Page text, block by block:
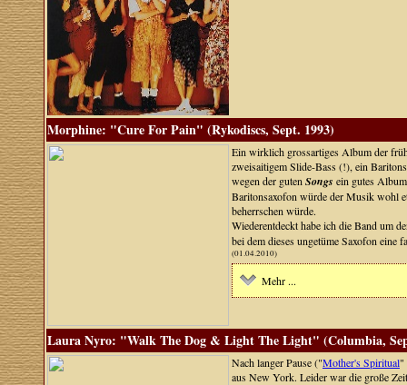
Morphine: "Cure For Pain" (Rykodiscs, Sept. 1993)
Ein wirklich grossartiges Album der
zweisaitigem Slide-Bass (!), ein
wegen der guten Songs ein gutes
Baritonsaxofon würde der Musik wohl
beherrschen würde.
Wiederentdeckt habe ich die Band um
bei dem dieses ungetüme Saxofon eine
(01.04.2010)
Mehr ...
Laura Nyro: "Walk The Dog & Light The Light" (Columbia,
Nach langer Pause ("Mother's Spiritual"
aus New York. Leider war die große